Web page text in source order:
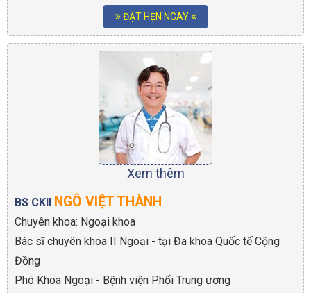
ĐẶT HẸN NGAY
Xem thêm
BS CKII NGÔ VIỆT THÀNH
Chuyên khoa: Ngoại khoa
Bác sĩ chuyên khoa II Ngoại - tại Đa khoa Quốc tế Cộng
Đồng
Phó Khoa Ngoại - Bệnh viện Phổi Trung ương